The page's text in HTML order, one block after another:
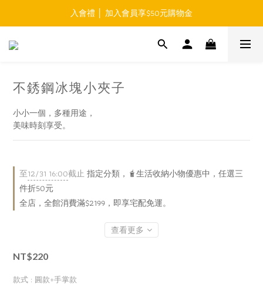
免運費 │ 滿$999元 超商取貨免運
入會禮 │ 加入會員享$50元購物金
免運費 │ 滿$999元 超商取貨免運
不銹鋼冰塊小夾子
小小一個，多種用途，
美味時刻享受。
至12/31 16:00截止指定分類，🧋生活收納小物優惠中，任選三
件折50元
全店，全館消費滿$2199，即享宅配免運。
查看更多
NT$220
款式 : 圓款+手掌款